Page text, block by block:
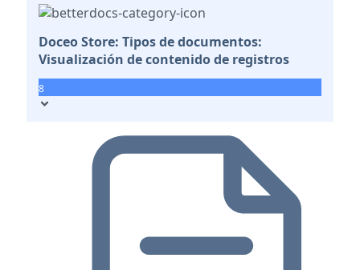
Doceo Store: Tipos de documentos:
Visualización de contenido de registros
8